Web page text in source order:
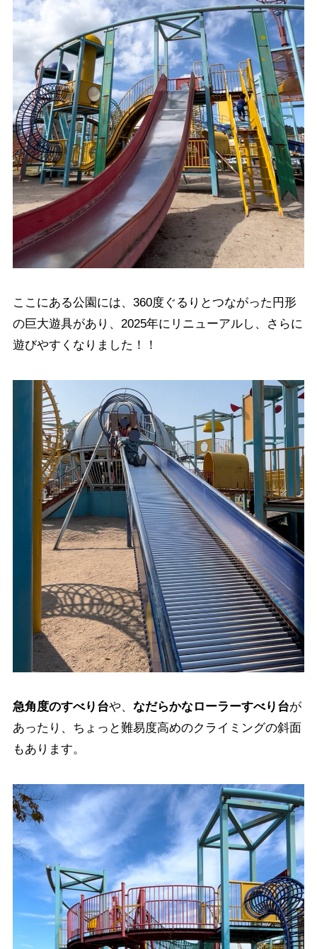
ここにある公園には、360度ぐるりとつながった円形
の巨大遊具があり、2025年にリニューアルし、さらに
遊びやすくなりました！！
急角度のすべり台や、 なだらかなローラーすべり台が
あったり、ちょっと難易度高めのクライミングの斜面
もあります。